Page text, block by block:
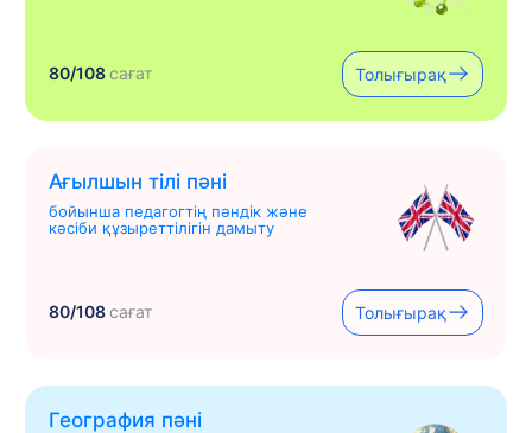
80/108сағат Толығырақ
Ағылшын тілі пәні
бойынша педагогтің пәндік және
кәсіби құзыреттілігін дамыту
80/108сағат Толығырақ
География пәні